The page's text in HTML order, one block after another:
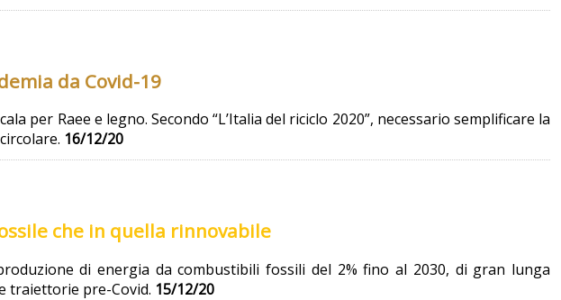
da Covid-19
per Raee e legno. Secondo “L’Italia del riciclo 2020”, necessario semplificare la
16/12/20
che in quella rinnovabile
di energia da combustibili fossili del 2% fino al 2030, di gran lunga
traiettorie pre-Covid. 15/12/20